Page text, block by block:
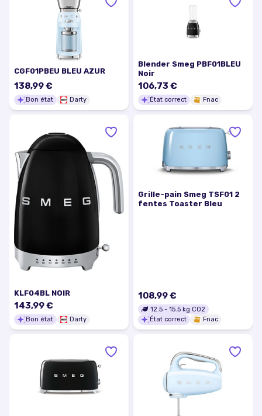
CGF01PBEU BLEU AZUR
138,99 €
Bon état Darty
Blender Smeg PBF01BLEU
Noir
106,73 €
État correct Fnac
KLF04BL NOIR
143,99 €
Bon état Darty
Grille-pain Smeg TSF01 2
fentes Toaster Bleu
108,99 €
12.5 - 15.5 kg CO2
État correct
Fnac